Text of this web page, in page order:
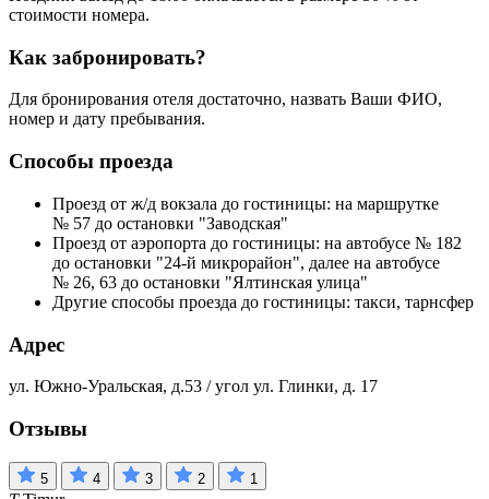
стоимости номера.
Как забронировать?
Для бронирования отеля достаточно, назвать Ваши ФИО,
номер и дату пребывания.
Способы проезда
Проезд от ж/д вокзала до гостиницы: на маршрутке
№ 57 до остановки "Заводская"
Проезд от аэропорта до гостиницы: на автобусе № 182
до остановки "24-й микрорайон", далее на автобусе
№ 26, 63 до остановки "Ялтинская улица"
Другие способы проезда до гостиницы: такси, тарнсфер
Адрес
ул. Южно-Уральская, д.53 / угол ул. Глинки, д. 17
Отзывы
5 4 3 2 1